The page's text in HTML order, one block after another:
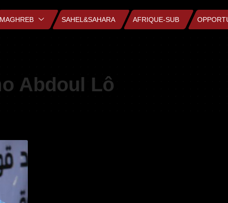
MAGHREB SAHEL&SAHARA AFRIQUE-SUB
Abdoul Lô